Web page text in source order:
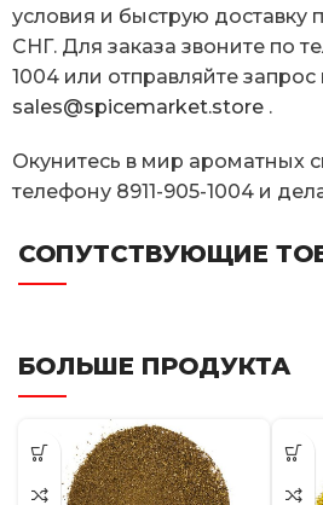
условия и быструю доставку
СНГ. Для заказа звоните по
1004 или отправляйте запрос
sales@spicemarket.store .
Окунитесь в мир ароматных
телефону 8911-905-1004 и
СОПУТСТВУЮЩИЕ
БОЛЬШЕ ПРОДУКТА